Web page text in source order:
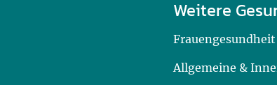
Weitere
Frauengesundheit
Allgemeine &